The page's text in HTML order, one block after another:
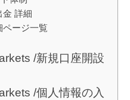
金 詳細
ページ一覧
/新規口座開設
/個人情報の入